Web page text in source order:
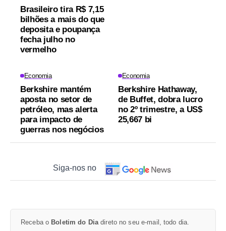
Brasileiro tira R$ 7,15
bilhões a mais do que
deposita e poupança
fecha julho no
vermelho
Economia
Berkshire mantém
aposta no setor de
petróleo, mas alerta
para impacto de
guerras nos negócios
Economia
Berkshire Hathaway,
de Buffet, dobra lucro
no 2º trimestre, a US$
25,667 bi
Siga-nos no
Receba o Boletim do Diadireto no seu e-mail, todo dia.